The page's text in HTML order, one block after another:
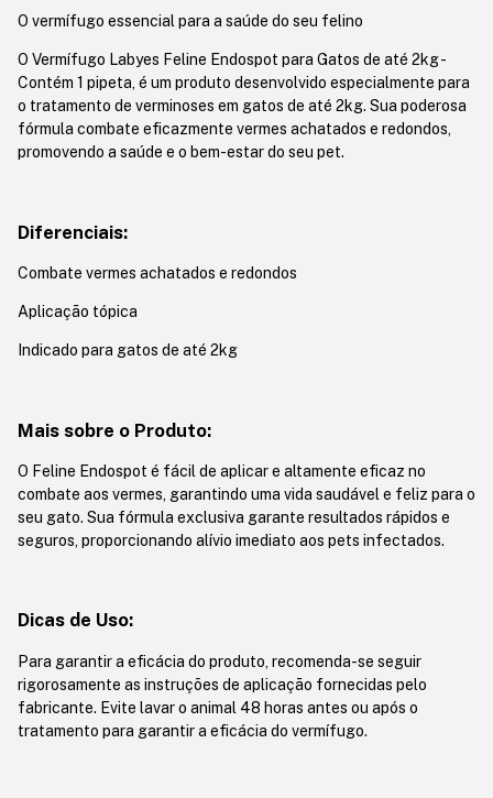
O vermífugo essencial para a saúde do seu felino
O Vermífugo Labyes Feline Endospot para Gatos de até 2kg -
Contém 1 pipeta, é um produto desenvolvido especialmente para
o tratamento de verminoses em gatos de até 2kg. Sua poderosa
fórmula combate eficazmente vermes achatados e redondos,
promovendo a saúde e o bem-estar do seu pet.
Diferenciais:
Combate vermes achatados e redondos
Aplicação tópica
Indicado para gatos de até 2kg
Mais sobre o Produto:
O Feline Endospot é fácil de aplicar e altamente eficaz no
combate aos vermes, garantindo uma vida saudável e feliz para o
seu gato. Sua fórmula exclusiva garante resultados rápidos e
seguros, proporcionando alívio imediato aos pets infectados.
Dicas de Uso:
Para garantir a eficácia do produto, recomenda-se seguir
rigorosamente as instruções de aplicação fornecidas pelo
fabricante. Evite lavar o animal 48 horas antes ou após o
tratamento para garantir a eficácia do vermífugo.